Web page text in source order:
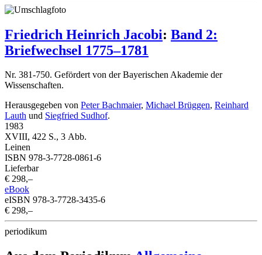
Friedrich Heinrich Jacobi: Band 2:
Briefwechsel 1775–1781
Nr. 381-750. Gefördert von der Bayerischen Akademie der
Wissenschaften.
Herausgegeben von Peter Bachmaier, Michael Brüggen, Reinhard
Lauth und Siegfried Sudhof.
1983
XVIII, 422 S., 3 Abb.
Leinen
ISBN 978-3-7728-0861-6
Lieferbar
€ 298,–
eBook
eISBN 978-3-7728-3435-6
€ 298,–
periodikum